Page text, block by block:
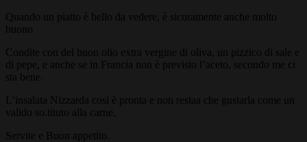
Quando un piatto è bello da vedere, è sicuramente anche molto
buono
Condite con del buon olio extra vergine di oliva, un pizzico di sale e
di pepe, e anche se in Francia non è previsto l’aceto, secondo me ci
sta bene.
L’insalata Nizzarda così è pronta e non restaa che gustarla come un
valido so.tituto alla carne.
Servite e Buon appetito.